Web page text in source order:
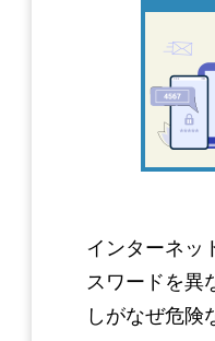
インターネッ
スワードを異
しがなぜ危険